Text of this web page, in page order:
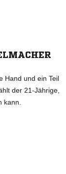
Hand und ein Teil
der 21-Jährige,
kann.